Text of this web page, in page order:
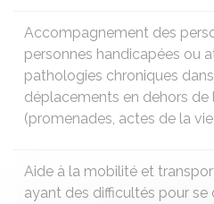
Accompagnement des
personnes handicapées ou
pathologies chroniques
déplacements en dehors de
(promenades, actes de la
Aide à la mobilité et
ayant des difficultés pour se